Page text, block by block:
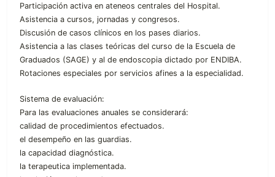
Participación activa en ateneos centrales del Hospital.
Asistencia a cursos, jornadas y congresos.
Discusión de casos clínicos en los pases diarios.
Asistencia a las clases teóricas del curso de la Escuela de
Graduados (SAGE) y al de endoscopia dictado por ENDIBA.
Rotaciones especiales por servicios afines a la especialidad.
Sistema de evaluación:
Para las evaluaciones anuales se considerará:
calidad de procedimientos efectuados.
el desempeño en las guardias.
la capacidad diagnóstica.
la terapeutica implementada.